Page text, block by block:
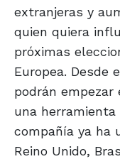
extranjeras y
quien quiera
próximas
Europea. Desde
podrán empezar
una herramienta
compañía ya ha
Reino Unido,